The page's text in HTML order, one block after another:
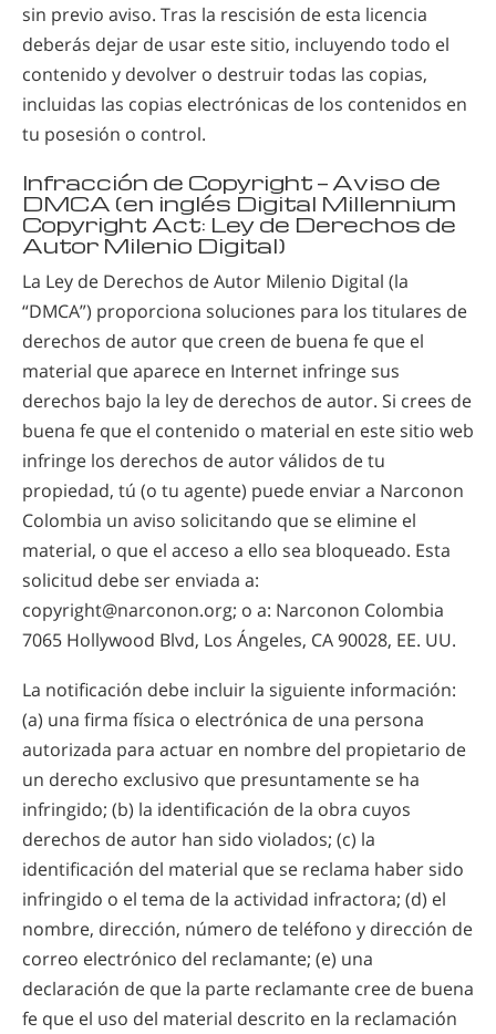
sin previo aviso. Tras la rescisión de esta licencia
deberás dejar de usar este sitio, incluyendo todo el
contenido y devolver o destruir todas las copias,
incluidas las copias electrónicas de los contenidos en
tu posesión o control.
Infracción de Copyright — Aviso de
DMCA (en inglés Digital Millennium
Copyright Act: Ley de Derechos de
Autor Milenio Digital)
La Ley de Derechos de Autor Milenio Digital (la
“DMCA”) proporciona soluciones para los titulares de
derechos de autor que creen de buena fe que el
material que aparece en Internet infringe sus
derechos bajo la ley de derechos de autor. Si crees de
buena fe que el contenido o material en este sitio web
infringe los derechos de autor válidos de tu
propiedad, tú (o tu agente) puede enviar a Narconon
Colombia un aviso solicitando que se elimine el
material, o que el acceso a ello sea bloqueado. Esta
solicitud debe ser enviada a:
copyright@narconon.org; o a: Narconon Colombia
7065 Hollywood Blvd, Los Ángeles, CA 90028, EE. UU.
La notificación debe incluir la siguiente información:
(a) una firma física o electrónica de una persona
autorizada para actuar en nombre del propietario de
un derecho exclusivo que presuntamente se ha
infringido; (b) la identificación de la obra cuyos
derechos de autor han sido violados; (c) la
identificación del material que se reclama haber sido
infringido o el tema de la actividad infractora; (d) el
nombre, dirección, número de teléfono y dirección de
correo electrónico del reclamante; (e) una
declaración de que la parte reclamante cree de buena
fe que el uso del material descrito en la reclamación